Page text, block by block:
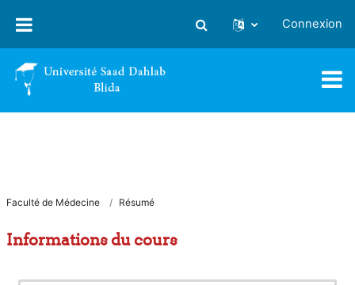
Activer/désactiver la saisie
Connexion
Faculté de Médecine Résumé
Informations du cours